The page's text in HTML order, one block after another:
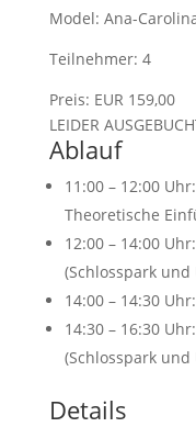
Model: Ana-
Teilnehmer: 4
Preis: EUR 159,00
LEIDER
Ablauf
11:00 – 12:00
Theoretische
12:00 – 14:00
(Schlosspark und
14:00 – 14:30
14:30 – 16:30
(Schlosspark und
Details